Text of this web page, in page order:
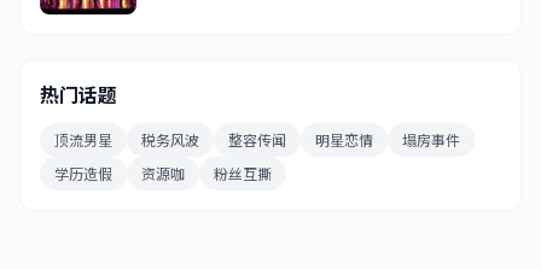
热门话题
顶流男星 税务风波 整容传闻 明星恋情
塌房事件
学历造假
资源咖 粉丝互撕